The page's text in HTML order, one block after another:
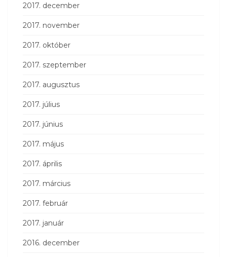
2017. december
2017. november
2017. október
2017. szeptember
2017. augusztus
2017. július
2017. június
2017. május
2017. április
2017. március
2017. február
2017. január
2016. december